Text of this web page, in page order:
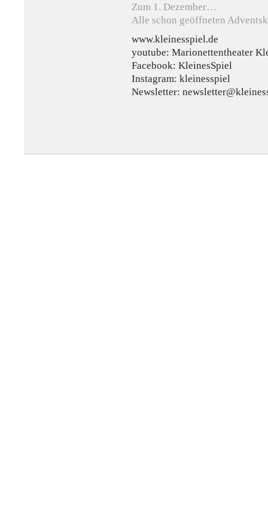
Zum 1. Dezember…
Alle schon geöffneten
www.kleinesspiel.de
youtube: Marionettentheater
Facebook: KleinesSpiel
Instagram: kleinesspiel
Newsletter: